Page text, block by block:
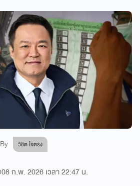
By วิชิต ใจตรง
08 ก.พ. 2026 เวลา 22:47 น.